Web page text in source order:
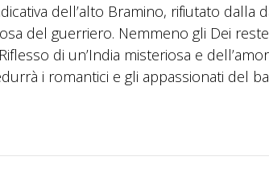
dell’alto Bramino, rifiutato dalla
del guerriero. Nemmeno gli Dei
di un’India misteriosa e
i romantici e gli appassionati del